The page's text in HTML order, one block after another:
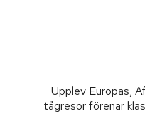
Upplev Europas,
tågresor förenar